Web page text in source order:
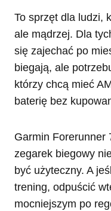
To sprzęt dla ludzi,
ale mądrzej. Dla
się zajechać po
biegają, ale
którzy chcą mieć
baterię bez
Garmin Forerunner
zegarek biegowy
być użyteczny. A
trening, odpuścić
mocniejszym po